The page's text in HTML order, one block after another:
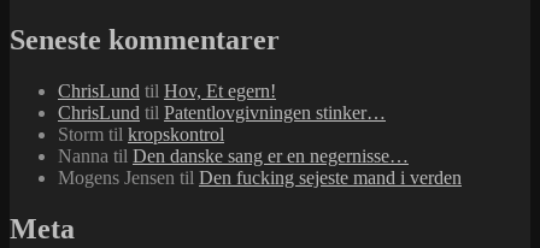
Seneste kommentarer
ChrisLund til Hov, Et egern!
ChrisLund til Patentlovgivningen stinker…
Storm til kropskontrol
Nanna til Den danske sang er en negernisse…
Mogens Jensen til Den fucking sejeste mand i verden
Meta